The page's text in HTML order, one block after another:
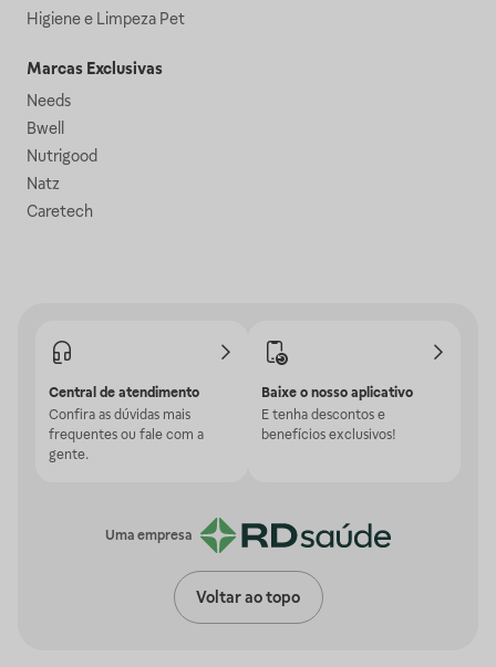
Higiene e Limpeza Pet
Marcas Exclusivas
Needs
Bwell
Nutrigood
Natz
Caretech
Central de atendimento
Confira as dúvidas mais
frequentes ou fale com a
gente.
Baixe o nosso aplicativo
E tenha descontos e
benefícios exclusivos!
Uma empresa
Voltar ao topo